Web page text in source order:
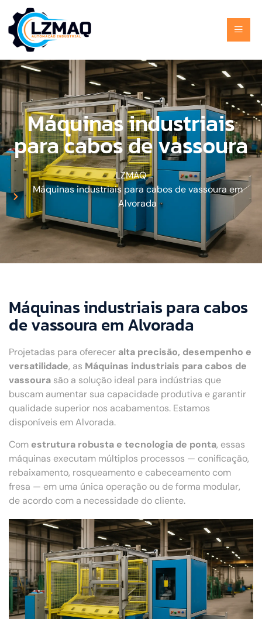
Máquinas industriais
para cabos de vassoura
LZMAQ
Máquinas industriais para cabos de vassoura em
Alvorada
Máquinas industriais para cabos
de vassoura em Alvorada
Projetadas para oferecer alta precisão, desempenho e
versatilidade, as Máquinas industriais para cabos de
vassoura são a solução ideal para indústrias que
buscam aumentar sua capacidade produtiva e garantir
qualidade superior nos acabamentos. Estamos
disponíveis em Alvorada.
Com estrutura robusta e tecnologia de ponta, essas
máquinas executam múltiplos processos — conificação,
rebaixamento, rosqueamento e cabeceamento com
fresa — em uma única operação ou de forma modular,
de acordo com a necessidade do cliente.